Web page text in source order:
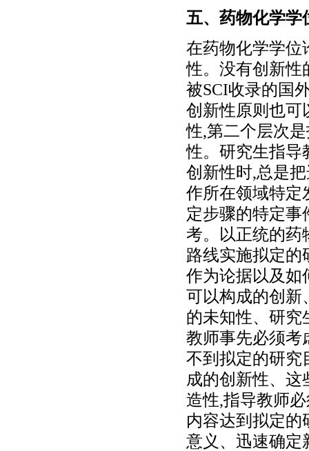
五、药物化学学
在药物化学学位
性。没有创新性
被SCI收录的国
创新性原则也可
性,第二个层次
性。研究生指导
创新性时,总是
作所在领域特定
定步骤的特定
考。以正统的药
路线实施拟定的
作为论据以及如
可以构成的创新
的未知性、研究
教师事先必须考
不到拟定的研究
成的创新性、
造性,指导教师
内容达到拟定
意义、迅速确定